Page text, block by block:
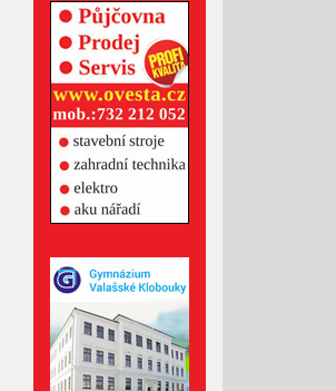
Červenec 2026
Červen 2026
Květen 2026
Duben 2026
Březen 2026
Únor 2026
Leden 2026
Listopad 2025
Říjen 2025
Září 2025
Srpen 2025